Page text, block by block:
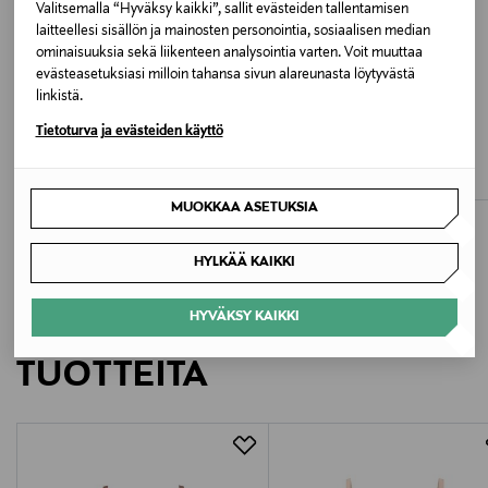
Valitsemalla “Hyväksy kaikki”, sallit evästeiden tallentamisen
laitteellesi sisällön ja mainosten personointia, sosiaalisen median
ominaisuuksia sekä liikenteen analysointia varten. Voit muuttaa
evästeasetuksiasi milloin tahansa sivun alareunasta löytyvästä
linkistä.
Tietoturva ja evästeiden käyttö
MUOKKAA ASETUKSIA
HYLKÄÄ KAIKKI
HYVÄKSY KAIKKI
ja pese pesupussissa hellävaraisella konepesulla
kylmässä tai max. 30 asteisessa konepesussa.
Pesuohjeet
Konepesu
Pesulämpötila
30 °C
Väri
Valmistusmaa
PRIMADONNA
LISÄÄ KIINNOSTAVIA
TUOTTEITA